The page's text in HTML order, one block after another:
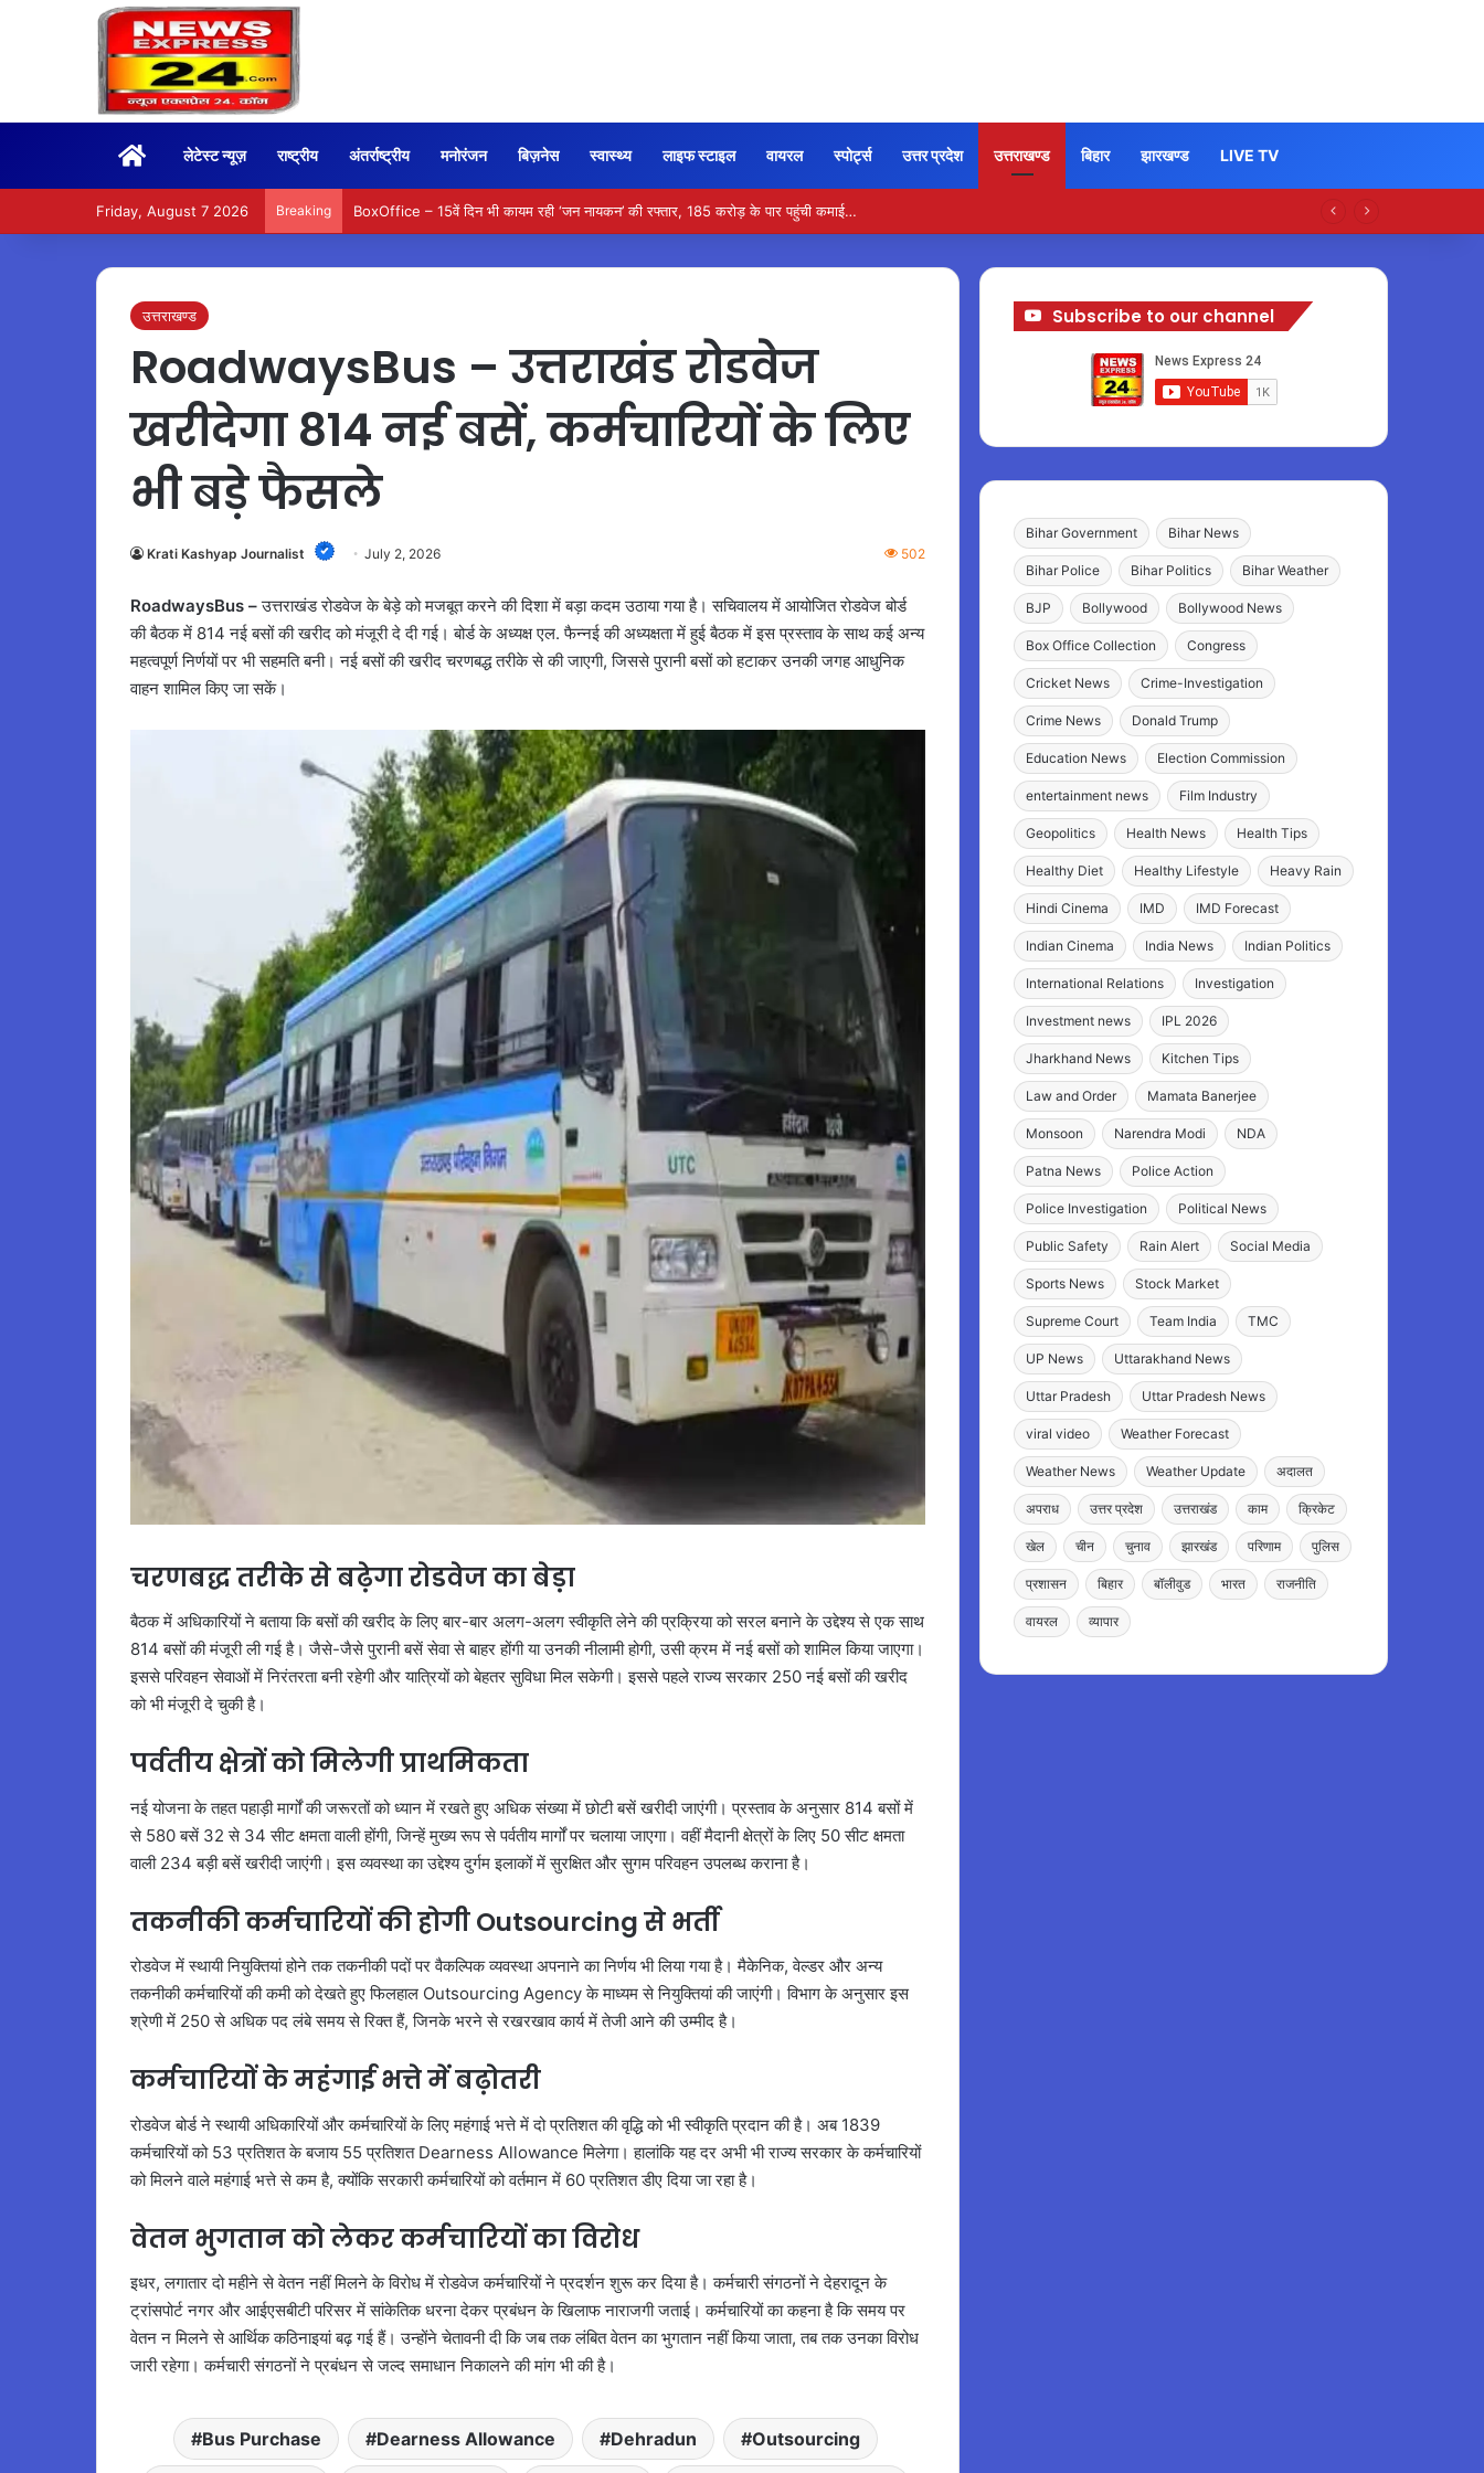
Homeलेटेस्ट न्यूज़ राष्ट्रीय अंतर्राष्ट्रीय मनोरंजन बिज़नेस स्वास्थ्य लाइफ स्टाइल वायरल स्पोर्ट्स उत्तर प्रदेश उत्तराखण्ड बिहार झारखण्ड LIVE TV
Friday, August 7 2026 Breaking BoxOffice – 15वें दिन भी कायम रही ‘जन नायकन’ की रफ्तार, 185 करोड़ के पार पहुंची कमाई…
उत्तराखण्ड
RoadwaysBus – उत्तराखंड रोडवेज
खरीदेगा 814 नई बसें, कर्मचारियों के लिए
भी बड़े फैसले
Krati Kashyap Journalist July 2, 2026 502
RoadwaysBus –उत्तराखंड रोडवेज के बेड़े को मजबूत करने की दिशा में बड़ा कदम उठाया गया है। सचिवालय में आयोजित रोडवेज बोर्ड
की बैठक में 814 नई बसों की खरीद को मंजूरी दे दी गई। बोर्ड के अध्यक्ष एल. फैन्नई की अध्यक्षता में हुई बैठक में इस प्रस्ताव के साथ कई अन्य
महत्वपूर्ण निर्णयों पर भी सहमति बनी। नई बसों की खरीद चरणबद्ध तरीके से की जाएगी, जिससे पुरानी बसों को हटाकर उनकी जगह आधुनिक
वाहन शामिल किए जा सकें।
चरणबद्ध तरीके से बढ़ेगा रोडवेज का बेड़ा
बैठक में अधिकारियों ने बताया कि बसों की खरीद के लिए बार-बार अलग-अलग स्वीकृति लेने की प्रक्रिया को सरल बनाने के उद्देश्य से एक साथ
814 बसों की मंजूरी ली गई है। जैसे-जैसे पुरानी बसें सेवा से बाहर होंगी या उनकी नीलामी होगी, उसी क्रम में नई बसों को शामिल किया जाएगा।
इससे परिवहन सेवाओं में निरंतरता बनी रहेगी और यात्रियों को बेहतर सुविधा मिल सकेगी। इससे पहले राज्य सरकार 250 नई बसों की खरीद
को भी मंजूरी दे चुकी है।
पर्वतीय क्षेत्रों को मिलेगी प्राथमिकता
नई योजना के तहत पहाड़ी मार्गों की जरूरतों को ध्यान में रखते हुए अधिक संख्या में छोटी बसें खरीदी जाएंगी। प्रस्ताव के अनुसार 814 बसों में
से 580 बसें 32 से 34 सीट क्षमता वाली होंगी, जिन्हें मुख्य रूप से पर्वतीय मार्गों पर चलाया जाएगा। वहीं मैदानी क्षेत्रों के लिए 50 सीट क्षमता
वाली 234 बड़ी बसें खरीदी जाएंगी। इस व्यवस्था का उद्देश्य दुर्गम इलाकों में सुरक्षित और सुगम परिवहन उपलब्ध कराना है।
तकनीकी कर्मचारियों की होगी Outsourcing से भर्ती
रोडवेज में स्थायी नियुक्तियां होने तक तकनीकी पदों पर वैकल्पिक व्यवस्था अपनाने का निर्णय भी लिया गया है। मैकेनिक, वेल्डर और अन्य
तकनीकी कर्मचारियों की कमी को देखते हुए फिलहाल Outsourcing Agency के माध्यम से नियुक्तियां की जाएंगी। विभाग के अनुसार इस
श्रेणी में 250 से अधिक पद लंबे समय से रिक्त हैं, जिनके भरने से रखरखाव कार्य में तेजी आने की उम्मीद है।
कर्मचारियों के महंगाई भत्ते में बढ़ोतरी
रोडवेज बोर्ड ने स्थायी अधिकारियों और कर्मचारियों के लिए महंगाई भत्ते में दो प्रतिशत की वृद्धि को भी स्वीकृति प्रदान की है। अब 1839
कर्मचारियों को 53 प्रतिशत के बजाय 55 प्रतिशत Dearness Allowance मिलेगा। हालांकि यह दर अभी भी राज्य सरकार के कर्मचारियों
को मिलने वाले महंगाई भत्ते से कम है, क्योंकि सरकारी कर्मचारियों को वर्तमान में 60 प्रतिशत डीए दिया जा रहा है।
वेतन भुगतान को लेकर कर्मचारियों का विरोध
इधर, लगातार दो महीने से वेतन नहीं मिलने के विरोध में रोडवेज कर्मचारियों ने प्रदर्शन शुरू कर दिया है। कर्मचारी संगठनों ने देहरादून के
ट्रांसपोर्ट नगर और आईएसबीटी परिसर में सांकेतिक धरना देकर प्रबंधन के खिलाफ नाराजगी जताई। कर्मचारियों का कहना है कि समय पर
वेतन न मिलने से आर्थिक कठिनाइयां बढ़ गई हैं। उन्होंने चेतावनी दी कि जब तक लंबित वेतन का भुगतान नहीं किया जाता, तब तक उनका विरोध
जारी रहेगा। कर्मचारी संगठनों ने प्रबंधन से जल्द समाधान निकालने की मांग भी की है।
Bus Purchase Dearness Allowance Dehradun Outsourcing
Subscribe to our channel
Bihar Government Bihar News
Bihar Police Bihar Politics Bihar Weather
BJP Bollywood Bollywood News
Box Office Collection Congress
Cricket News Crime-Investigation
Crime News Donald Trump
Education News Election Commission
entertainment news Film Industry
Geopolitics Health News Health Tips
Healthy Diet Healthy Lifestyle Heavy Rain
Hindi Cinema IMD IMD Forecast
Indian Cinema India News Indian Politics
International Relations Investigation
Investment news IPL 2026
Jharkhand News Kitchen Tips
Law and Order Mamata Banerjee
Monsoon Narendra Modi NDA
Patna News Police Action
Police Investigation Political News
Public Safety Rain Alert Social Media
Sports News Stock Market
Supreme Court Team India TMC
UP News Uttarakhand News
Uttar Pradesh Uttar Pradesh News
viral video Weather Forecast
Weather News Weather Update अदालत
अपराध उत्तर प्रदेश उत्तराखंड काम क्रिकेट
खेल चीन चुनाव झारखंड परिणाम पुलिस
प्रशासन बिहार बॉलीवुड भारत राजनीति
वायरल व्यापार